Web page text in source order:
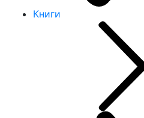
Книги